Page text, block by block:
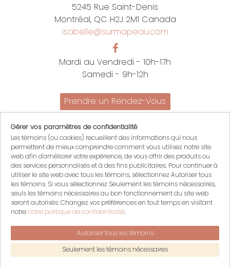
5245 Rue Saint-Denis
Montréal, QC H2J 2M1 Canada
isabelle@surmapeau.com
Mardi au Vendredi - 10h-17h
Samedi - 9h-12h
Prendre un Rendez-Vous
Promotions
Nous joindre
Politiques
English
Mon compte
Mon panier
Se connecter
S'inscrire
© 2026 Sur ma peau, Tous droits réservés
Gérer vos paramètres de confidentialité
Les témoins (ou cookies) recueillent des informations qui nous
permettent de mieux comprendre comment vous utilisez notre site
web afin d'améliorer votre expérience, de vous offrir des produits ou
des services personnalisés et à des fins publicitaires. Pour continuer à
utiliser le site web avec tous les témoins, sélectionnez Autoriser tous
les témoins. Si vous sélectionnez Seulement les témoins nécessaires,
seuls les témoins nécessaires au bon fonctionnement du site web
seront autorisés. Changez vos préférences en tout temps en visitant
notre notre politique de confidentialité.
Autoriser tous les témoins
Seulement les témoins nécessaires